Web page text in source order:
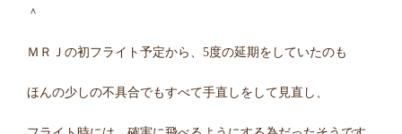
＾
ＭＲＪの初フライト予定から、5度の延期をしていたのも
ほんの少しの不具合でもすべて手直しをして見直し、